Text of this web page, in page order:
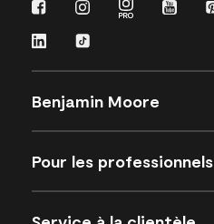
Benjamin Moore
Pour les professionnels